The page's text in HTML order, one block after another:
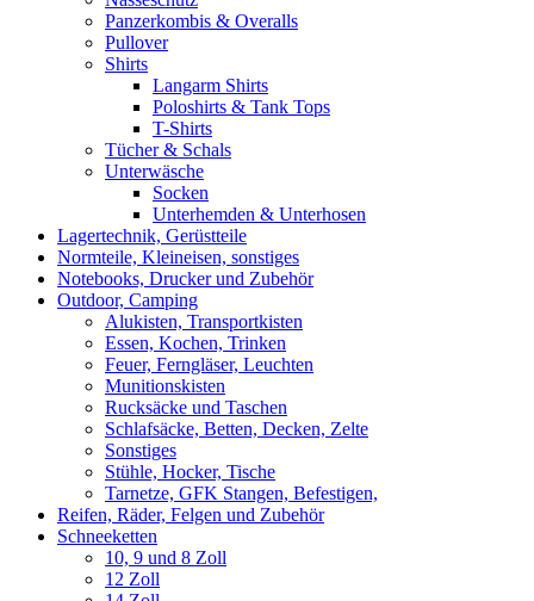
Panzerkombis & Overalls
Pullover
Shirts
Langarm Shirts
Poloshirts & Tank Tops
T-Shirts
Tücher & Schals
Unterwäsche
Socken
Unterhemden & Unterhosen
Lagertechnik, Gerüstteile
Normteile, Kleineisen, sonstiges
Notebooks, Drucker und Zubehör
Outdoor, Camping
Alukisten, Transportkisten
Essen, Kochen, Trinken
Feuer, Ferngläser, Leuchten
Munitionskisten
Rucksäcke und Taschen
Schlafsäcke, Betten, Decken, Zelte
Sonstiges
Stühle, Hocker, Tische
Tarnetze, GFK Stangen, Befestigen,
Reifen, Räder, Felgen und Zubehör
Schneeketten
10, 9 und 8 Zoll
12 Zoll